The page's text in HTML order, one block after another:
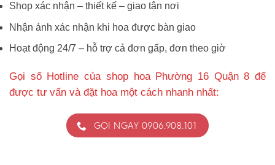
Shop xác nhận – thiết kế – giao tận nơi
Nhận ảnh xác nhận khi hoa được bàn giao
Hoạt động 24/7 – hỗ trợ cả đơn gấp, đơn theo giờ
Gọi số Hotline của shop hoa Phường 16 Quận 8 để
được tư vấn và đặt hoa một cách nhanh nhất:
GỌI NGAY 0906.908.101